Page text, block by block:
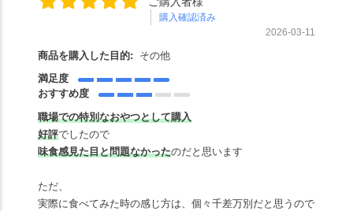
購入確認済み
2026-03-11
商品を購入した目的:
その他
満足度
おすすめ度
職場での特別なおやつとして購入
好評でしたので
味食感見た目と問題なかったのだと思います
ただ、
実際に食べてみた時の感じ方は、個々千差万別だと思うので